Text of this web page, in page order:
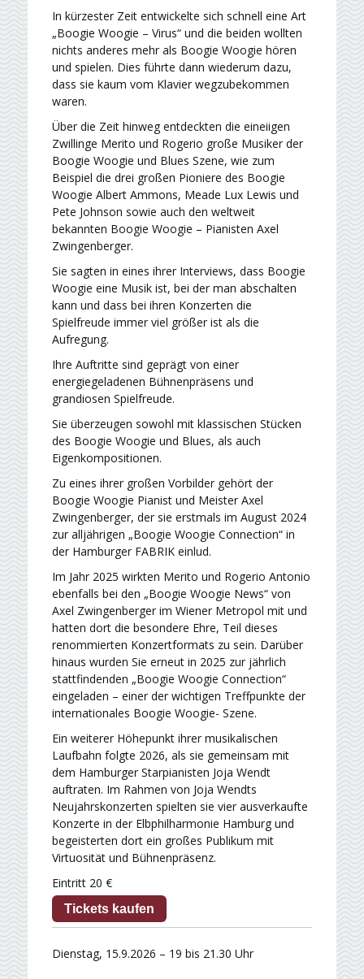
In kürzester Zeit entwickelte sich schnell eine Art
„Boogie Woogie – Virus“ und die beiden wollten
nichts anderes mehr als Boogie Woogie hören
und spielen. Dies führte dann wiederum dazu,
dass sie kaum vom Klavier wegzubekommen
waren.
Über die Zeit hinweg entdeckten die eineiigen
Zwillinge Merito und Rogerio große Musiker der
Boogie Woogie und Blues Szene, wie zum
Beispiel die drei großen Pioniere des Boogie
Woogie Albert Ammons, Meade Lux Lewis und
Pete Johnson sowie auch den weltweit
bekannten Boogie Woogie – Pianisten Axel
Zwingenberger.
Sie sagten in eines ihrer Interviews, dass Boogie
Woogie eine Musik ist, bei der man abschalten
kann und dass bei ihren Konzerten die
Spielfreude immer viel größer ist als die
Aufregung.
Ihre Auftritte sind geprägt von einer
energiegeladenen Bühnenpräsens und
grandiosen Spielfreude.
Sie überzeugen sowohl mit klassischen Stücken
des Boogie Woogie und Blues, als auch
Eigenkompositionen.
Zu eines ihrer großen Vorbilder gehört der
Boogie Woogie Pianist und Meister Axel
Zwingenberger, der sie erstmals im August 2024
zur alljährigen „Boogie Woogie Connection“ in
der Hamburger FABRIK einlud.
Im Jahr 2025 wirkten Merito und Rogerio Antonio
ebenfalls bei den „Boogie Woogie News“ von
Axel Zwingenberger im Wiener Metropol mit und
hatten dort die besondere Ehre, Teil dieses
renommierten Konzertformats zu sein. Darüber
hinaus wurden Sie erneut in 2025 zur jährlich
stattfindenden „Boogie Woogie Connection“
eingeladen – einer der wichtigen Treffpunkte der
internationales Boogie Woogie- Szene.
Ein weiterer Höhepunkt ihrer musikalischen
Laufbahn folgte 2026, als sie gemeinsam mit
dem Hamburger Starpianisten Joja Wendt
auftraten. Im Rahmen von Joja Wendts
Neujahrskonzerten spielten sie vier ausverkaufte
Konzerte in der Elbphilharmonie Hamburg und
begeisterten dort ein großes Publikum mit
Virtuosität und Bühnenpräsenz.
Eintritt 20 €
Tickets kaufen
Dienstag, 15.9.2026 – 19 bis 21.30 Uhr